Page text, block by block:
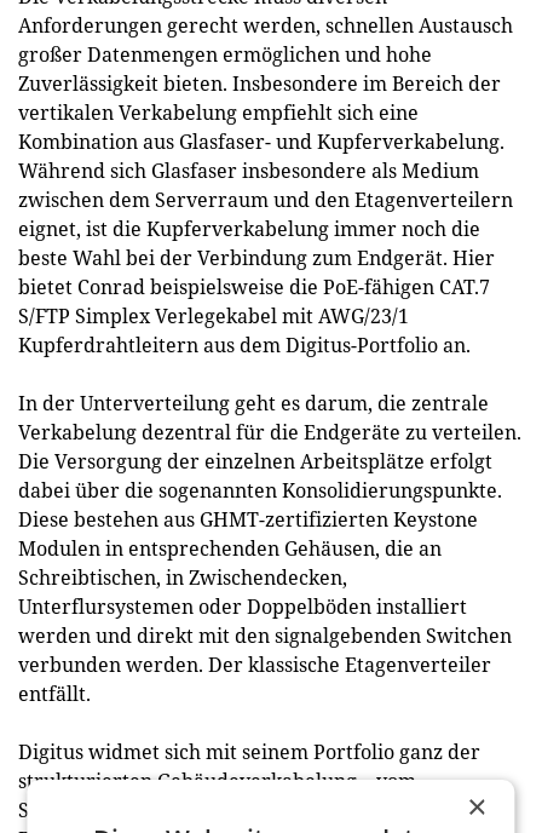
Anforderungen gerecht werden, schnellen Austausch
großer Datenmengen ermöglichen und hohe
Zuverlässigkeit bieten. Insbesondere im Bereich der
vertikalen Verkabelung empfiehlt sich eine
Kombination aus Glasfaser- und Kupferverkabelung.
Während sich Glasfaser insbesondere als Medium
zwischen dem Serverraum und den Etagenverteilern
eignet, ist die Kupferverkabelung immer noch die
beste Wahl bei der Verbindung zum Endgerät. Hier
bietet Conrad beispielsweise die PoE-fähigen CAT.7
S/FTP Simplex Verlegekabel mit AWG/23/1
Kupferdrahtleitern aus dem Digitus-Portfolio an.
In der Unterverteilung geht es darum, die zentrale
Verkabelung dezentral für die Endgeräte zu verteilen.
Die Versorgung der einzelnen Arbeitsplätze erfolgt
dabei über die sogenannten Konsolidierungspunkte.
Diese bestehen aus GHMT-zertifizierten Keystone
Modulen in entsprechenden Gehäusen, die an
Schreibtischen, in Zwischendecken,
Unterflursystemen oder Doppelböden installiert
werden und direkt mit den signalgebenden Switchen
verbunden werden. Der klassische Etagenverteiler
entfällt.
Digitus widmet sich mit seinem Portfolio ganz der
strukturierten Gebäudeverkabelung – vom
Serverraum bis zum Arbeitsplatz und dem Endgerät.
×